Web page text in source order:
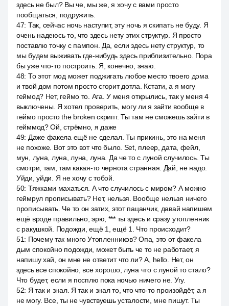
здесь не был? Вы че, мы же, я хочу с вами просто
пообщаться, подружить.
47: Так, сейчас ночь наступит, эту ночь я скипать не буду. Я
очень надеюсь то, что здесь нету этих структур. Я просто
поставлю точку с пампон. Да, если здесь нету структур, то
мы будем выживать где-нибудь здесь приблизительно. Пора
бы уже что-то построить. Я, конечно, знаю.
48: То этот мод может поджигать любое место твоего дома
и твой дом потом просто сгорит дотла. Кстати, а я могу
геймод? Нет, геймо то. Ага. У меня открылись, так у меня 4
выключены. Я хотел проверить, могу ли я зайти вообще в
геймо просто the broken скрипт. Ты там не сможешь зайти в
гейммод? Ой, стрёмно, я даже
49: Даже факела ещё не сделал. Ты прикинь, это на меня
не похоже. Вот это вот что было. Set, плеер, дата, фейл,
мун, луна, луна, луна, луна. Да че то с луной случилось. Ты
смотри, там, там какая-то чернота странная. Дай, не надо.
Уйди, уйди. Я не хочу с тобой.
50: Тяжками махаться. А что случилось с миром? А можно
геймрул прописывать? Нет, нельзя. Вообще нельзя ничего
прописывать. Че то он затих, этот пацанчик, давай напишем
ещё вроде правильно, эрю, *** ты здесь и сразу утопленник
с ракушкой. Подожди, ещё 1, ещё 1. Что происходит?
51: Почему так много Утопленников? Опа, это от факела
дым спокойно подожди, может быть че то не работает, я
напишу хай, он мне не ответит что ли? А, hello. Нет, он
здесь все спокойно, все хорошо, луна что с луной то стало?
Что будет, если я посплю пока ночью ничего не. Угу.
52: Я так и знал. Я так и знал то, что что-то произойдёт, а я
не могу. Все, ты не чувствуешь усталости, мне пишут. Ты